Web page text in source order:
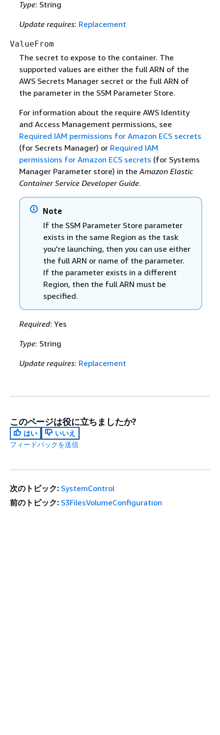
Type: String
Update requires: Replacement
ValueFrom
The secret to expose to the container. The
supported values are either the full ARN of the
AWS Secrets Manager secret or the full ARN of
the parameter in the SSM Parameter Store.
For information about the require AWS Identity
and Access Management permissions, see
Required IAM permissions for Amazon ECS secrets
(for Secrets Manager) or Required IAM
permissions for Amazon ECS secrets (for Systems
Manager Parameter store) in theAmazon Elastic
Container Service Developer Guide.
Note
If the SSM Parameter Store parameter
exists in the same Region as the task
you're launching, then you can use either
the full ARN or name of the parameter.
If the parameter exists in a different
Region, then the full ARN must be
specified.
Required: Yes
Type: String
Update requires: Replacement
このページは役に立ちましたか?
はい
いいえ
フィードバックを送信
次のトピック: SystemControl
前のトピック: S3FilesVolumeConfiguration